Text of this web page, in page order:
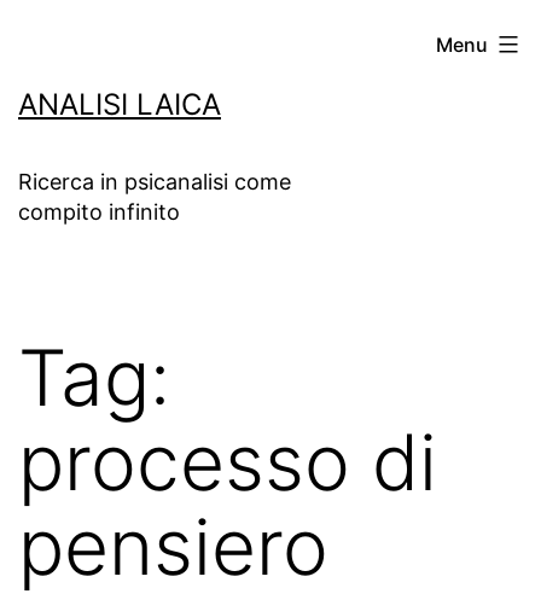
contenuto
ANALISI LAICA
Ricerca in psicanalisi come
compito infinito
Menu
Tag:
processo di
pensiero